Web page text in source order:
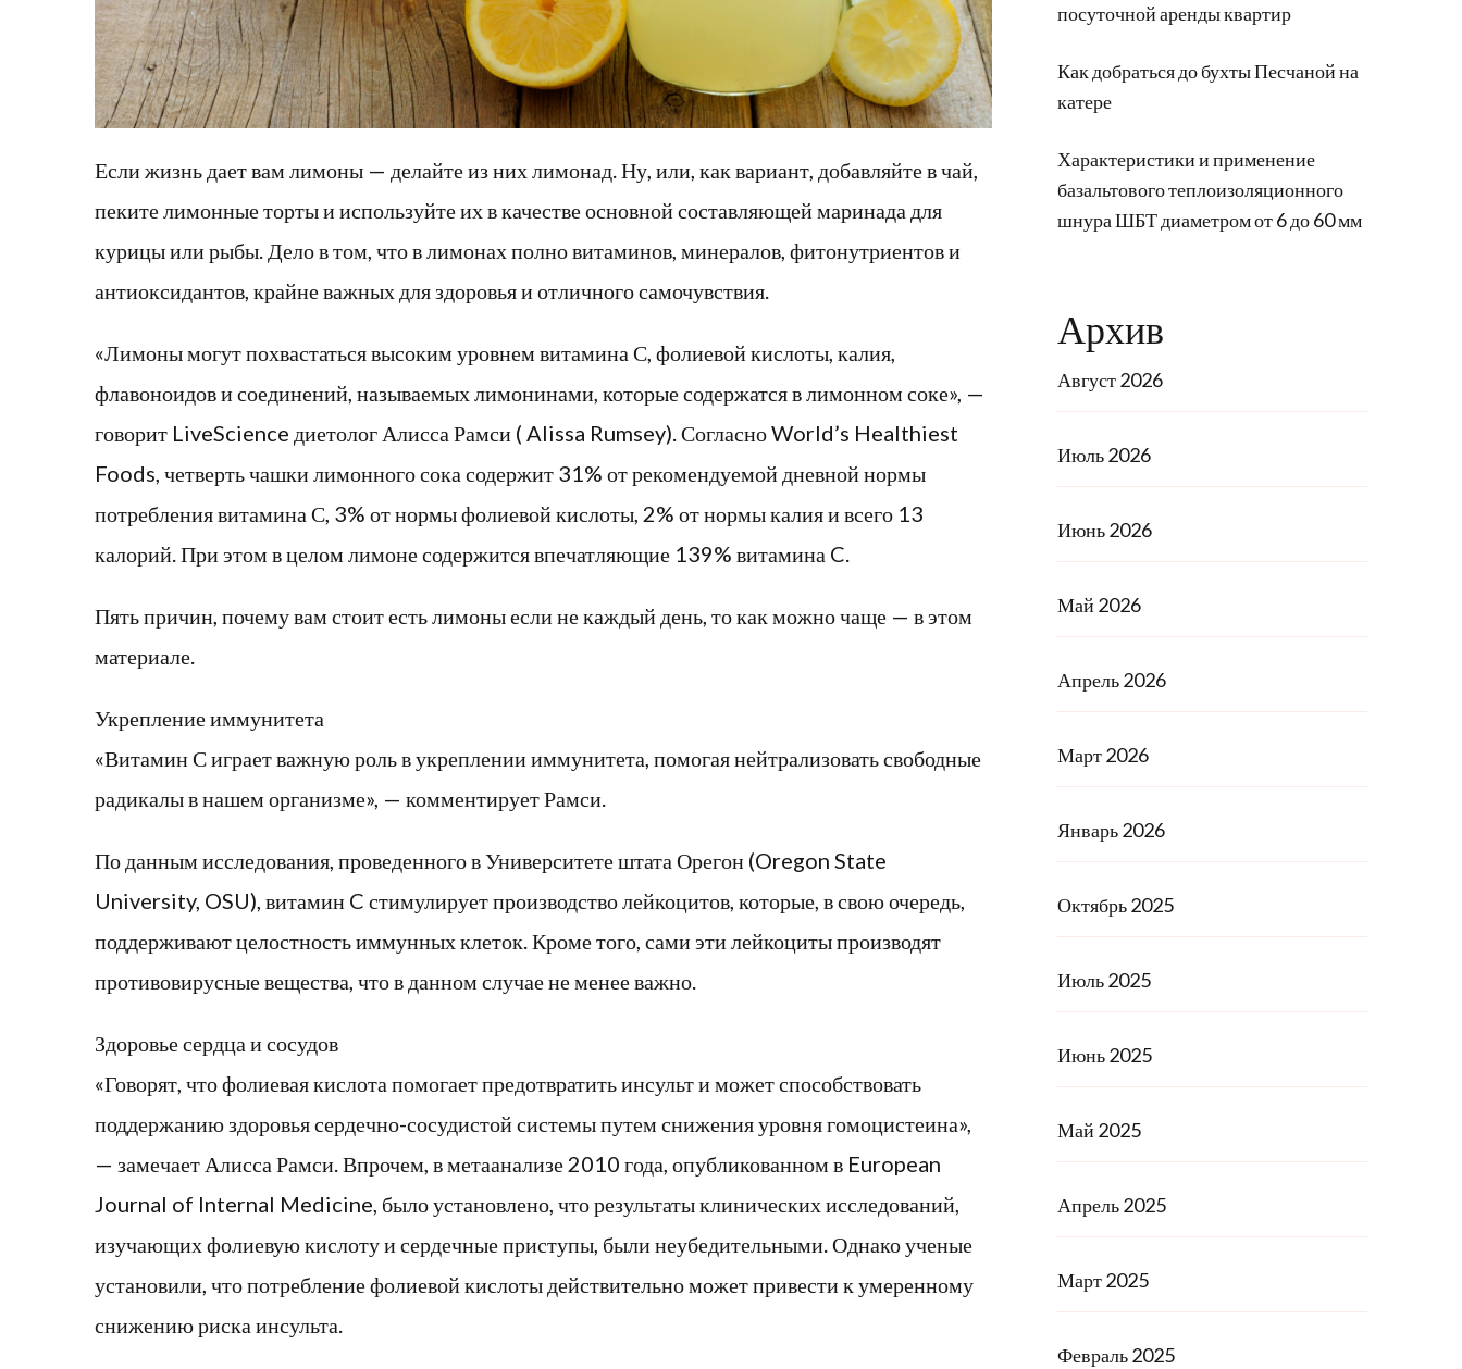
Если жизнь дает вам лимоны — делайте из них лимонад. Ну, или, как вариант, добавляйте в чай,
пеките лимонные торты и используйте их в качестве основной составляющей маринада для
курицы или рыбы. Дело в том, что в лимонах полно витаминов, минералов, фитонутриентов и
антиоксидантов, крайне важных для здоровья и отличного самочувствия.
«Лимоны могут похвастаться высоким уровнем витамина С, фолиевой кислоты, калия,
флавоноидов и соединений, называемых лимонинами, которые содержатся в лимонном соке», —
говорит LiveScience диетолог Алисса Рамси ( Alissa Rumsey). Согласно World’s Healthiest
Foods, четверть чашки лимонного сока содержит 31% от рекомендуемой дневной нормы
потребления витамина С, 3% от нормы фолиевой кислоты, 2% от нормы калия и всего 13
калорий. При этом в целом лимоне содержится впечатляющие 139% витамина C.
Пять причин, почему вам стоит есть лимоны если не каждый день, то как можно чаще — в этом
материале.
Укрепление иммунитета
«Витамин С играет важную роль в укреплении иммунитета, помогая нейтрализовать свободные
радикалы в нашем организме», — комментирует Рамси.
По данным исследования, проведенного в Университете штата Орегон (Oregon State
University, OSU), витамин C стимулирует производство лейкоцитов, которые, в свою очередь,
поддерживают целостность иммунных клеток. Кроме того, сами эти лейкоциты производят
противовирусные вещества, что в данном случае не менее важно.
Здоровье сердца и сосудов
«Говорят, что фолиевая кислота помогает предотвратить инсульт и может способствовать
поддержанию здоровья сердечно-сосудистой системы путем снижения уровня гомоцистеина»,
— замечает Алисса Рамси. Впрочем, в метаанализе 2010 года, опубликованном в European
Journal of Internal Medicine, было установлено, что результаты клинических исследований,
изучающих фолиевую кислоту и сердечные приступы, были неубедительными. Однако ученые
установили, что потребление фолиевой кислоты действительно может привести к умеренному
снижению риска инсульта.
посуточной аренды квартир
Как добраться до бухты Песчаной на
катере
Характеристики и применение
базальтового теплоизоляционного
шнура ШБТ диаметром от 6 до 60 мм
Архив
Август 2026
Июль 2026
Июнь 2026
Май 2026
Апрель 2026
Март 2026
Январь 2026
Октябрь 2025
Июль 2025
Июнь 2025
Май 2025
Апрель 2025
Март 2025
Февраль 2025